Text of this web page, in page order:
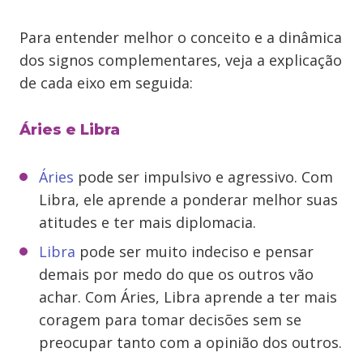
Para entender melhor o conceito e a dinâmica
dos signos complementares, veja a explicação
de cada eixo em seguida:
Áries e Libra
Áries pode ser impulsivo e agressivo. Com
Libra, ele aprende a ponderar melhor suas
atitudes e ter mais diplomacia.
Libra pode ser muito indeciso e pensar
demais por medo do que os outros vão
achar. Com Áries, Libra aprende a ter mais
coragem para tomar decisões sem se
preocupar tanto com a opinião dos outros.